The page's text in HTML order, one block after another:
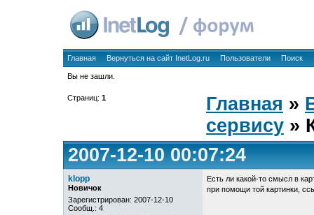
Главная Вернуться на сайт InetLog.ru Пользователи Поиск
Вы не зашли.
Страниц: 1 Главная »
сервису »
2007-12-10 00:07:24
klopp
Новичок
Зарегистрирован: 2007-12-10
Сообщ.: 4
Есть ли какой-то смысл в
при помощи той картинки,